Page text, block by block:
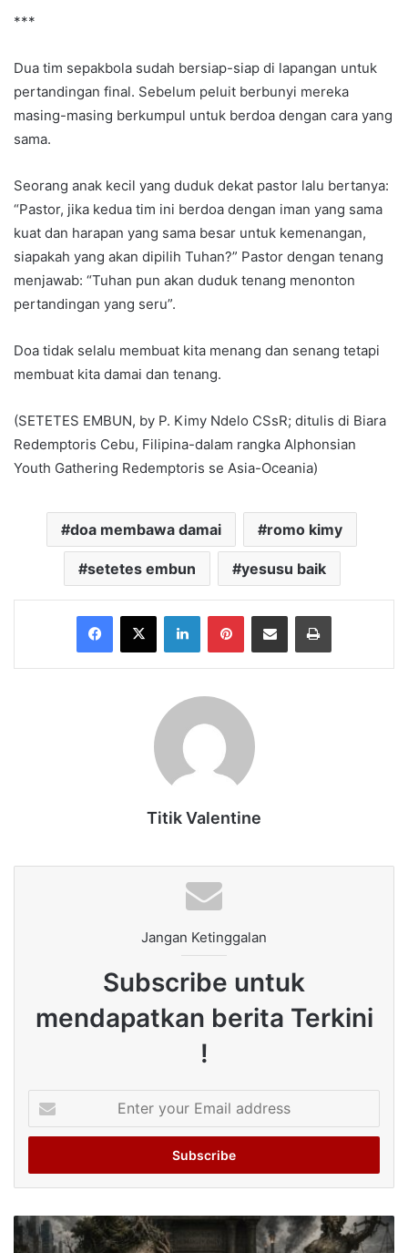
***
Dua tim sepakbola sudah bersiap-siap di lapangan untuk
pertandingan final. Sebelum peluit berbunyi mereka
masing-masing berkumpul untuk berdoa dengan cara yang
sama.
Seorang anak kecil yang duduk dekat pastor lalu bertanya:
“Pastor, jika kedua tim ini berdoa dengan iman yang sama
kuat dan harapan yang sama besar untuk kemenangan,
siapakah yang akan dipilih Tuhan?” Pastor dengan tenang
menjawab: “Tuhan pun akan duduk tenang menonton
pertandingan yang seru”.
Doa tidak selalu membuat kita menang dan senang tetapi
membuat kita damai dan tenang.
(SETETES EMBUN, by P. Kimy Ndelo CSsR; ditulis di Biara
Redemptoris Cebu, Filipina-dalam rangka Alphonsian
Youth Gathering Redemptoris se Asia-Oceania)
doa membawa damai romo kimy
setetes embun yesusu baik
Facebook
X LinkedInPinterestShare via Email Print
Titik Valentine
Jangan Ketinggalan
Subscribe untuk
mendapatkan berita Terkini
!
your
Email